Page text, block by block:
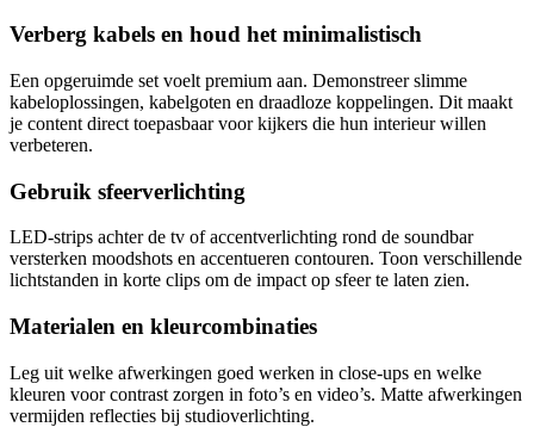
Verberg kabels en houd het minimalistisch
Een opgeruimde set voelt premium aan. Demonstreer slimme
kabeloplossingen, kabelgoten en draadloze koppelingen. Dit maakt
je content direct toepasbaar voor kijkers die hun interieur willen
verbeteren.
Gebruik sfeerverlichting
LED‑strips achter de tv of accentverlichting rond de soundbar
versterken moodshots en accentueren contouren. Toon verschillende
lichtstanden in korte clips om de impact op sfeer te laten zien.
Materialen en kleurcombinaties
Leg uit welke afwerkingen goed werken in close‑ups en welke
kleuren voor contrast zorgen in foto’s en video’s. Matte afwerkingen
vermijden reflecties bij studioverlichting.